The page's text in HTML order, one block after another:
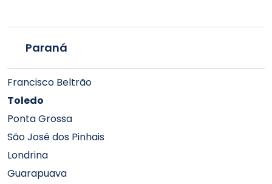
Paraná
Francisco Beltrão
Toledo
Ponta Grossa
São José dos Pinhais
Londrina
Guarapuava